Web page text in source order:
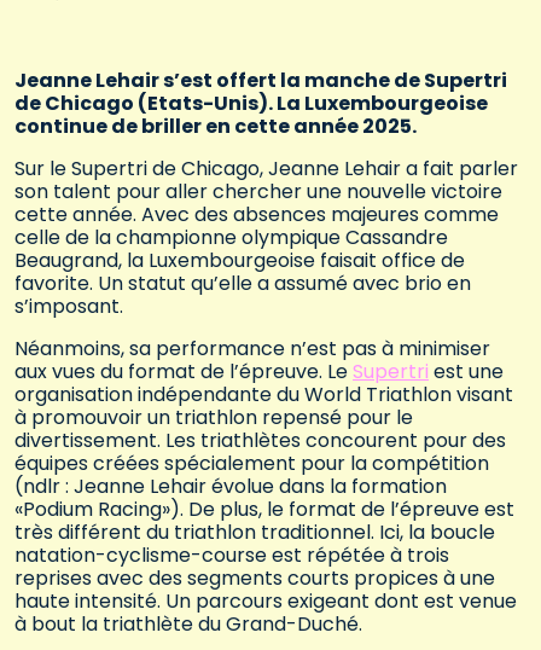
Jeanne Lehair s’est offert la manche de Supertri
de Chicago (Etats-Unis). La Luxembourgeoise
continue de briller en cette année 2025.
Sur le Supertri de Chicago, Jeanne Lehair a fait parler
son talent pour aller chercher une nouvelle victoire
cette année. Avec des absences majeures comme
celle de la championne olympique Cassandre
Beaugrand, la Luxembourgeoise faisait office de
favorite. Un statut qu’elle a assumé avec brio en
s’imposant.
Néanmoins, sa performance n’est pas à minimiser
aux vues du format de l’épreuve. LeSupertri est une
organisation indépendante du World Triathlon visant
à promouvoir un triathlon repensé pour le
divertissement. Les triathlètes concourent pour des
équipes créées spécialement pour la compétition
(ndlr : Jeanne Lehair évolue dans la formation
«Podium Racing»). De plus, le format de l’épreuve est
très différent du triathlon traditionnel. Ici, la boucle
natation-cyclisme-course est répétée à trois
reprises avec des segments courts propices à une
haute intensité. Un parcours exigeant dont est venue
à bout la triathlète du Grand-Duché.